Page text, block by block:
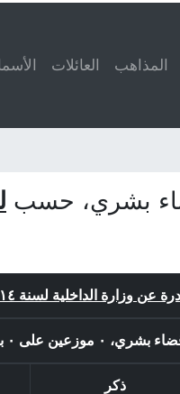
المذاهب العائلات
بشري، حسب
عن وزارة الداخلية لسنة ٢٠١٤
او لائحة (صِفر).
ذكر